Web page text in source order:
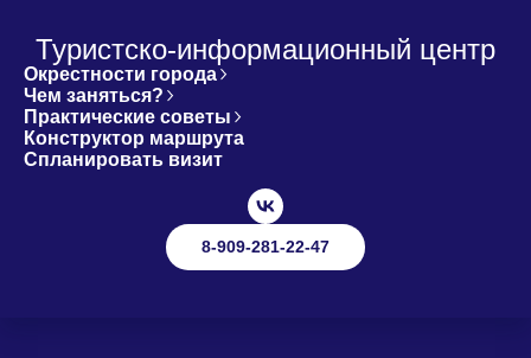
Туристско-информационный центр
Окрестности города
Чем заняться?
Практические советы
Конструктор маршрута
Спланировать визит
8-909-281-22-47